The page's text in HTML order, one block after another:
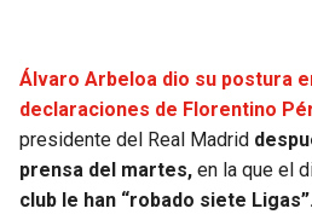
RAMS
49ERS
SEAHAWKS
ROCKETS
GRIZZLIES
PELICANS
Álvaro Arbeloa dio su postura
declaraciones de Florentino
presidente del Real Madrid
prensa del martes, en la que el
club le han “robado siete